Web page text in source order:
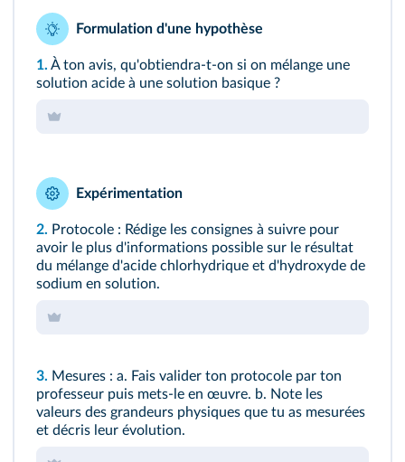
Formulation d'une hypothèse
1. À ton avis, qu'obtiendra-t-on si on mélange une
solution acide à une solution basique ?
Expérimentation
2. Protocole : Rédige les consignes à suivre pour
avoir le plus d'informations possible sur le résultat
du mélange d'acide chlorhydrique et d'hydroxyde de
sodium en solution.
3. Mesures : a. Fais valider ton protocole par ton
professeur puis mets-le en œuvre. b. Note les
valeurs des grandeurs physiques que tu as mesurées
et décris leur évolution.